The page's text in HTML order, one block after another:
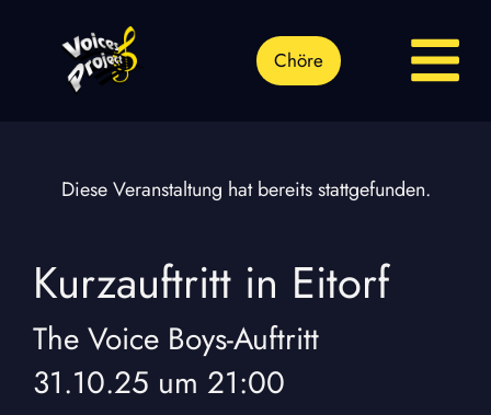
Chöre
Diese Veranstaltung hat bereits stattgefunden.
Kurzauftritt in Eitorf
The Voice Boys-Auftritt
31.10.25 um 21:00